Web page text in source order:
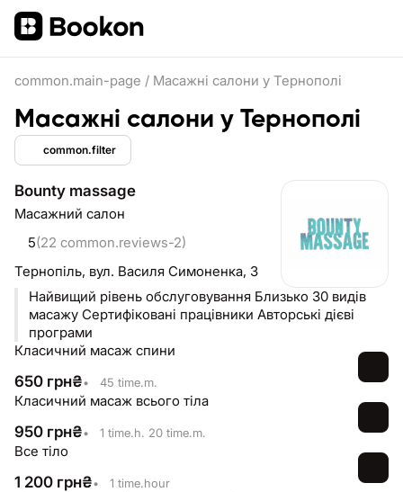
common.main-page / Масажні салони у Тернополі
Масажні салони у Тернополі
common.filter
Bounty massage
Масажний салон
5(22 common.reviews-2)
Тернопіль, вул. Василя Симоненка, 3
Найвищий рівень обслуговування Близько 30 видів
масажу Сертифіковані працівники Авторські дієві
програми
Класичний масаж спини
650 грн₴• 45 time.m.
Класичний масаж всього тіла
950 грн₴• 1 time.h. 20 time.m.
Все тіло
1 200 грн₴• 1 time.hour